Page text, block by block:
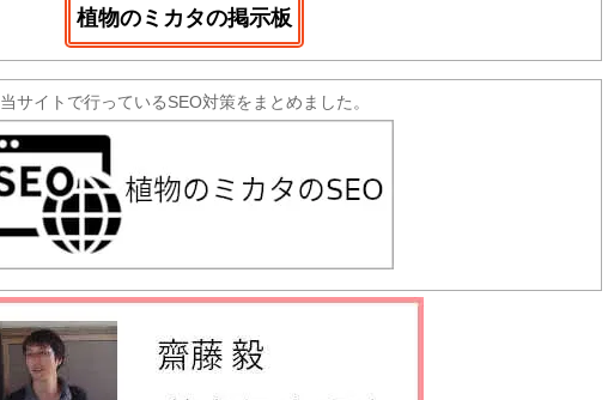
植物のミカタの掲示板
当サイトで行っているSEO対策をまとめました。